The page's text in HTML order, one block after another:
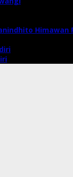
Himawan